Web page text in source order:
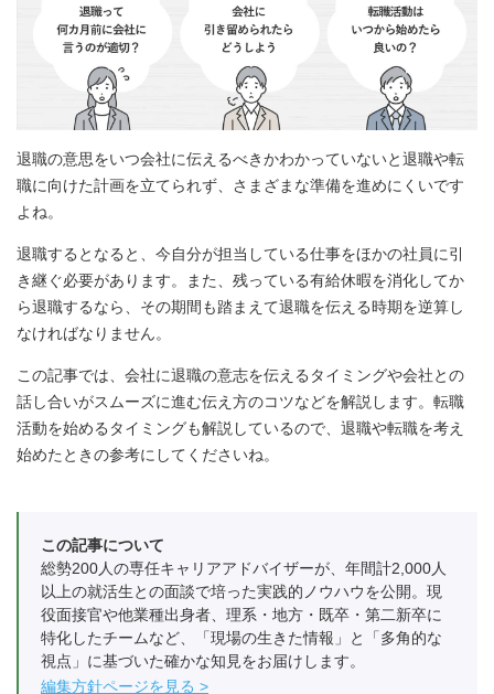
退職の意思をいつ会社に伝えるべきかわかっていないと退職や転
職に向けた計画を立てられず、さまざまな準備を進めにくいです
よね。
退職するとなると、今自分が担当している仕事をほかの社員に引
き継ぐ必要があります。また、残っている有給休暇を消化してか
ら退職するなら、その期間も踏まえて退職を伝える時期を逆算し
なければなりません。
この記事では、会社に退職の意志を伝えるタイミングや会社との
話し合いがスムーズに進む伝え方のコツなどを解説します。転職
活動を始めるタイミングも解説しているので、退職や転職を考え
始めたときの参考にしてくださいね。
この記事について
総勢200人の専任キャリアアドバイザーが、年間計2,000人
以上の就活生との面談で培った実践的ノウハウを公開。現
役面接官や他業種出身者、理系・地方・既卒・第二新卒に
特化したチームなど、「現場の生きた情報」と「多角的な
視点」に基づいた確かな知見をお届けします。
編集方針ページを見る